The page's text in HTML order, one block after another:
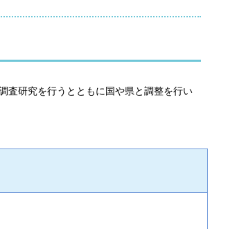
査研究を行うとともに国や県と調整を行い